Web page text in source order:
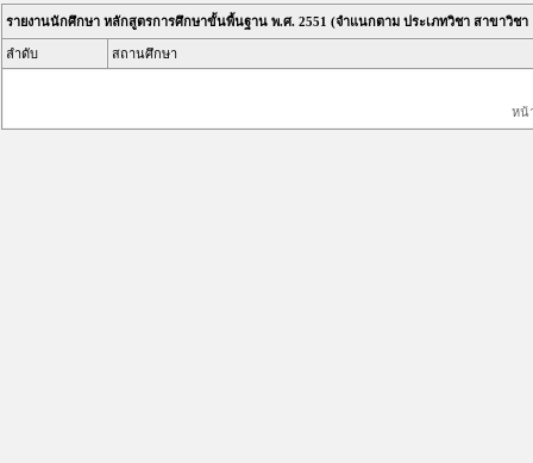
รายงานนักศึกษา หลักสูตรการศึกษาขั้นพื้นฐาน พ.ศ. 2551 (จำแนกตาม ประเภทวิชา สาขาวิช
ลำดับ สถานศึกษา
ห